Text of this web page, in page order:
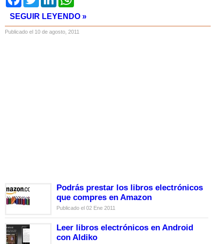
SEGUIR LEYENDO »
Publicado el 10 de agosto, 2011
Podrás prestar los libros electrónicos
que compres en Amazon
Publicado el 02 Ene 2011
Leer libros electrónicos en Android
con Aldiko